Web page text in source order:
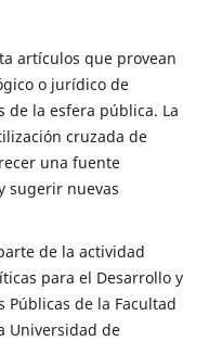
artículos que provean
o jurídico de
de la esfera pública. La
cruzada de
una fuente
sugerir nuevas
de la actividad
para el Desarrollo y
Públicas de la Facultad
Universidad de